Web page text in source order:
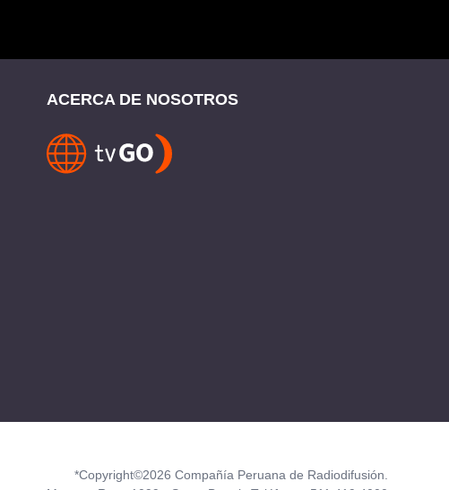
ACERCA DE NOSOTROS
*Copyright©2026 Compañía Peruana de Radiodifusión.